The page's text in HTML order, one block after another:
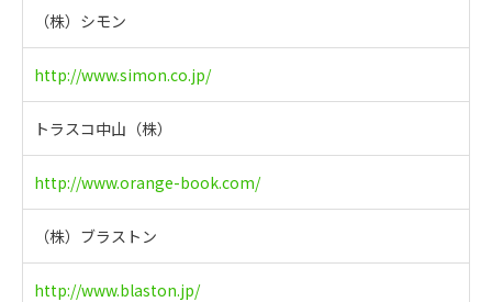
（株）シモン
http://www.simon.co.jp/
トラスコ中山（株）
http://www.orange-book.com/
（株）ブラストン
http://www.blaston.jp/